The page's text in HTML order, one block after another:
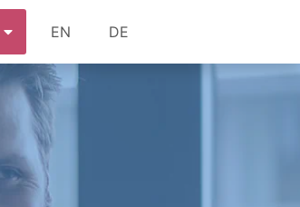
EN DE